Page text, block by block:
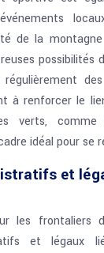
de la
possibilités
régulièrement
à renforcer le
verts,
idéal pour se
et
les frontaliers
et légaux